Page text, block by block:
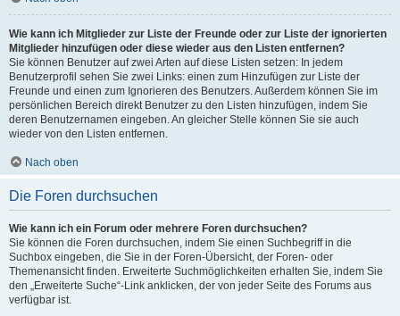
Wie kann ich Mitglieder zur Liste der Freunde oder zur Liste der ignorierten
Mitglieder hinzufügen oder diese wieder aus den Listen entfernen?
Sie können Benutzer auf zwei Arten auf diese Listen setzen: In jedem
Benutzerprofil sehen Sie zwei Links: einen zum Hinzufügen zur Liste der
Freunde und einen zum Ignorieren des Benutzers. Außerdem können Sie im
persönlichen Bereich direkt Benutzer zu den Listen hinzufügen, indem Sie
deren Benutzernamen eingeben. An gleicher Stelle können Sie sie auch
wieder von den Listen entfernen.
Nach oben
Die Foren durchsuchen
Wie kann ich ein Forum oder mehrere Foren durchsuchen?
Sie können die Foren durchsuchen, indem Sie einen Suchbegriff in die
Suchbox eingeben, die Sie in der Foren-Übersicht, der Foren- oder
Themenansicht finden. Erweiterte Suchmöglichkeiten erhalten Sie, indem Sie
den „Erweiterte Suche“-Link anklicken, der von jeder Seite des Forums aus
verfügbar ist.